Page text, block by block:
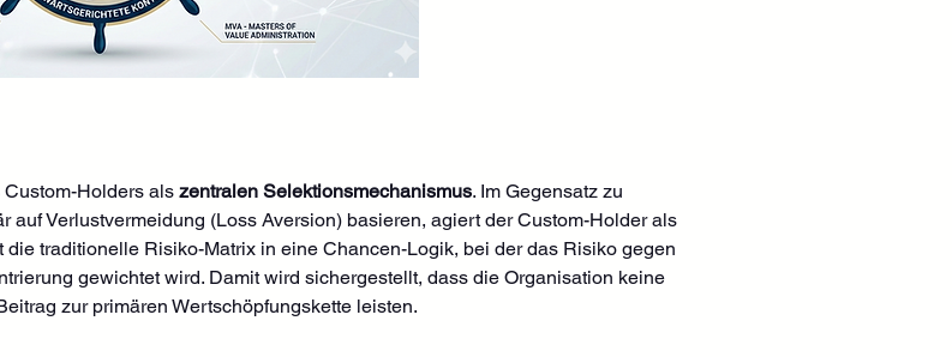
Holders als zentralen Selektionsmechanismus. Im Gegensatz zu
auf Verlustvermeidung (Loss Aversion) basieren, agiert der Custom-Holder als
die traditionelle Risiko-Matrix in eine Chancen-Logik, bei der das Risiko gegen
gewichtet wird. Damit wird sichergestellt, dass die Organisation keine
zur primären Wertschöpfungskette leisten.